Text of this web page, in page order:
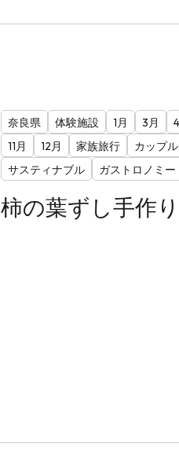
奈良県 体験施設 1月 3月
11月
12月 家族旅行 カップ
サスティナブル
ガストロノミー
柿の葉ずし手作